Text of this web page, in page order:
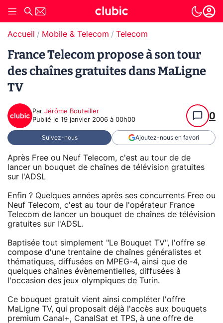
Accueil Mobile & Telecom Telecom
France Telecom propose à son tour
des chaînes gratuites dans MaLigne
TV
Par Jérôme Bouteiller
Publié le 19 janvier 2006 à 00h00 0
Suivez-nous Ajoutez-nous en favori
Après Free ou Neuf Telecom, c'est au tour de de
lancer un bouquet de chaînes de télévision gratuites
sur l'ADSL
Enfin ? Quelques années après ses concurrents Free ou
Neuf Telecom, c'est au tour de l'opérateur France
Telecom de lancer un bouquet de chaînes de télévision
gratuites sur l'ADSL.
Baptisée tout simplement "Le Bouquet TV", l'offre se
compose d'une trentaine de chaînes généralistes et
thématiques, diffusées en MPEG-4, ainsi que de
quelques chaînes évènementielles, diffusées à
l'occasion des jeux olympiques de Turin.
Ce bouquet gratuit vient ainsi compléter l'offre
MaLigne TV, qui proposait déjà l'accès aux bouquets
premium Canal+, CanalSat et TPS, à une offre de